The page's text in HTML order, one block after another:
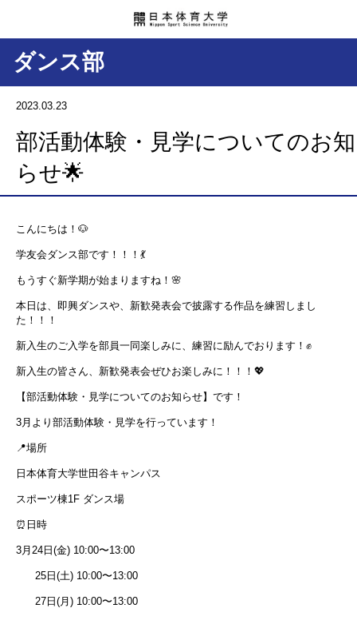
ダンス部
2023.03.23
部活動体験・見学についてのお知
らせ🌟
こんにちは！ 🐶
学友会ダンス部です！！！💃
もうすぐ新学期が始まりますね！ 🌸
本日は、即興ダンスや、新歓発表会で披露する作品を練習しまし
た！！！
新入生のご入学を部員一同楽しみに、練習に励んでおります！ ✊
新入生の皆さん、新歓発表会ぜひお楽しみに！！！ 💖
【部活動体験・見学についてのお知らせ】です！
3月より部活動体験・見学を行っています！
📍場所
日本体育大学世田谷キャンパス
スポーツ棟1F ダンス場
⏰ 日時
3月 24 日 (金) 10:00〜13:00
25 日 (土) 10:00〜13:00
27 日 (月 ) 10:00〜13:00